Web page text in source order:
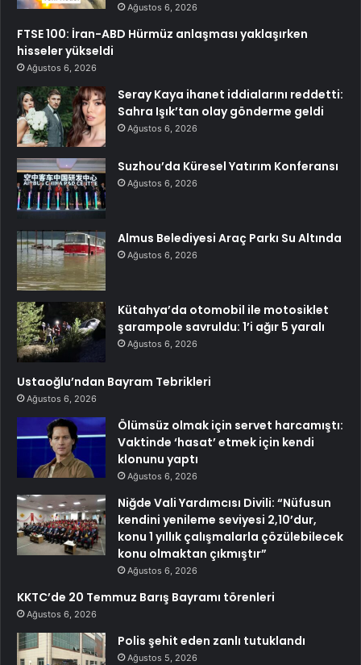
Ağustos 6, 2026
FTSE 100: İran-ABD Hürmüz anlaşması yaklaşırken
hisseler yükseldi
Ağustos 6, 2026
Seray Kaya ihanet iddialarını reddetti:
Sahra Işık’tan olay gönderme geldi
Ağustos 6, 2026
Suzhou’da Küresel Yatırım Konferansı
Ağustos 6, 2026
Almus Belediyesi Araç Parkı Su Altında
Ağustos 6, 2026
Kütahya’da otomobil ile motosiklet
şarampole savruldu: 1’i ağır 5 yaralı
Ağustos 6, 2026
Ustaoğlu’ndan Bayram Tebrikleri
Ağustos 6, 2026
Ölümsüz olmak için servet harcamıştı:
Vaktinde ‘hasat’ etmek için kendi
klonunu yaptı
Ağustos 6, 2026
Niğde Vali Yardımcısı Divili: “Nüfusun
kendini yenileme seviyesi 2,10’dur,
konu 1 yıllık çalışmalarla çözülebilecek
konu olmaktan çıkmıştır”
Ağustos 6, 2026
KKTC’de 20 Temmuz Barış Bayramı törenleri
Ağustos 6, 2026
Polis şehit eden zanlı tutuklandı
Ağustos 5, 2026